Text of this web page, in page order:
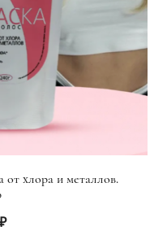
хлора и металлов.
₽